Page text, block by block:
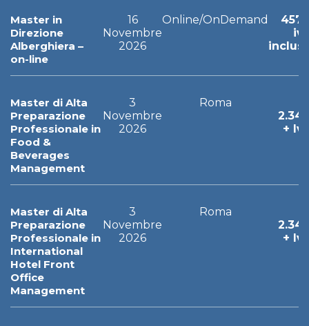
Master in
Direzione
Alberghiera –
on-line
16
Novembre
2026
Online/OnDemand
Master di Alta
Preparazione
Professionale in
Food &
Beverages
Management
3
Novembre
2026
Roma
+
Master di Alta
Preparazione
Professionale in
International
Hotel Front
Office
Management
3
Novembre
2026
Roma
+